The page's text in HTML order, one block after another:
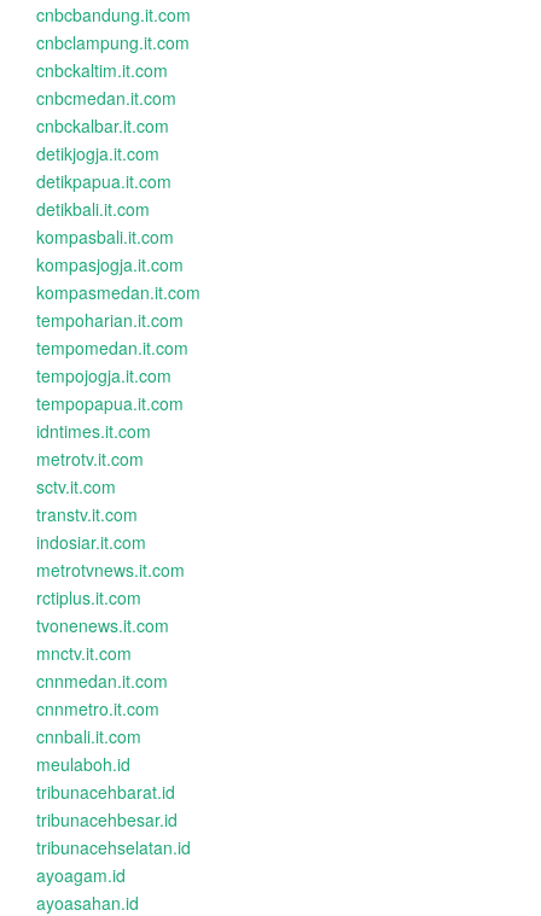
cnbcbandung.it.com
cnbclampung.it.com
cnbckaltim.it.com
cnbcmedan.it.com
cnbckalbar.it.com
detikjogja.it.com
detikpapua.it.com
detikbali.it.com
kompasbali.it.com
kompasjogja.it.com
kompasmedan.it.com
tempoharian.it.com
tempomedan.it.com
tempojogja.it.com
tempopapua.it.com
idntimes.it.com
metrotv.it.com
sctv.it.com
transtv.it.com
indosiar.it.com
metrotvnews.it.com
rctiplus.it.com
tvonenews.it.com
mnctv.it.com
cnnmedan.it.com
cnnmetro.it.com
cnnbali.it.com
meulaboh.id
tribunacehbarat.id
tribunacehbesar.id
tribunacehselatan.id
ayoagam.id
ayoasahan.id